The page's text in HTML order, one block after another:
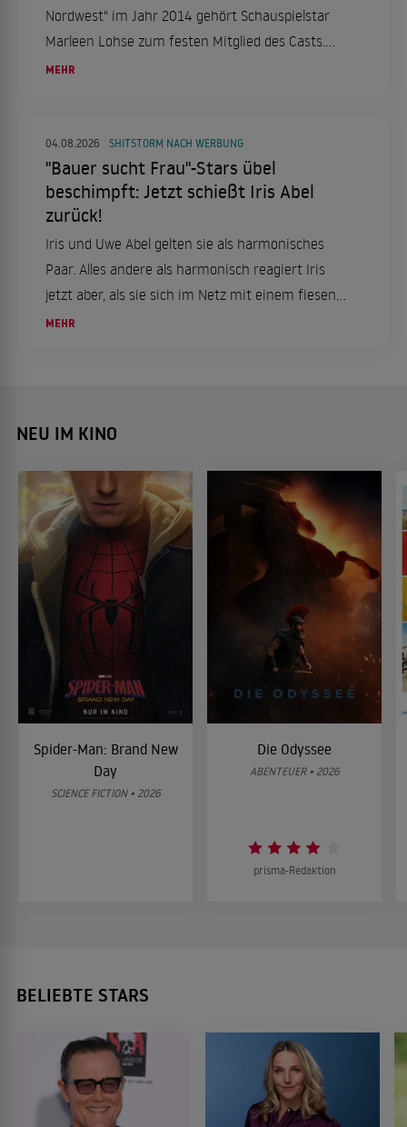
Nordwest" im Jahr 2014 gehört Schauspielstar
Marleen Lohse zum festen Mitglied des Casts.
Auch privat hat die 42-jährige inzwischen ihr
MEHR
04.08.2026 SHITSTORM NACH WERBUNG
"Bauer sucht Frau"-Stars übel
beschimpft: Jetzt schießt Iris Abel
zurück!
Iris und Uwe Abel gelten sie als harmonisches
Paar. Alles andere als harmonisch reagiert Iris
jetzt aber, als sie sich im Netz mit einem fiesen
Kommentar konfrontiert sieht.
MEHR
NEU IM KINO
Spider-Man: Brand New
Day
SCIENCE FICTION • 2026
Die Odyssee
ABENTEUER • 2026
prisma-Redaktion
BELIEBTE STARS